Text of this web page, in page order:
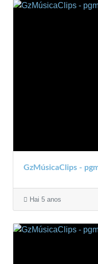
GzMúsicaClips -
Hai 5 anos